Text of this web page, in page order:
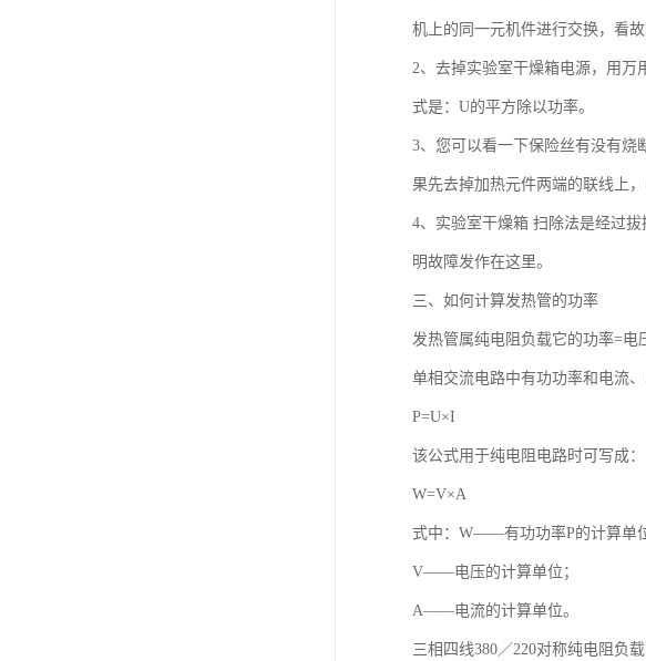
机上的同一元机件进行交换，看故
2、去掉实验室干燥箱电源，用万
式是：U的平方除以功率。
3、您可以看一下保险丝有没有烧
果先去掉加热元件两端的联线上
4、实验室干燥箱 扫除法是经过
明故障发作在这里。
三、如何计算发热管的功率
发热管属纯电阻负载它的功率=电
单相交流电路中有功功率和电流、
P=U×I
该公式用于纯电阻电路时可写成：
W=V×A
式中：W——有功功率P的计算单
V——电压的计算单位；
A——电流的计算单位。
三相四线380／220对称纯电阻负